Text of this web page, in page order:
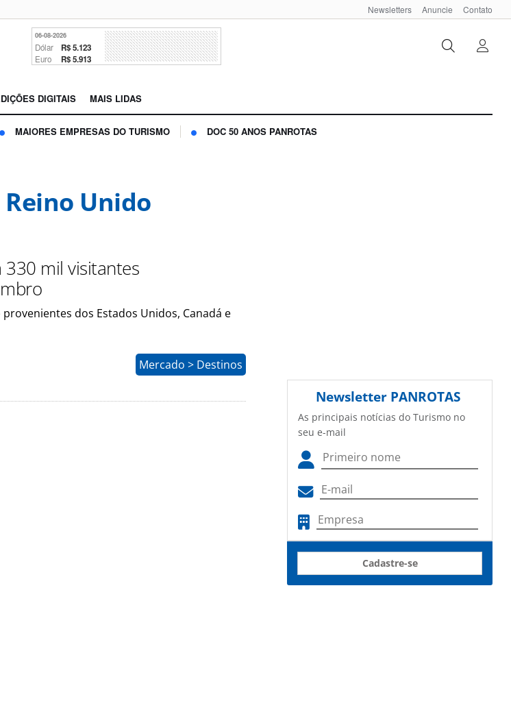
Newsletters Anuncie Contato
06-08-2026
Dólar R$ 5.123
Euro R$ 5.913
DIGITAIS MAIS LIDAS
MAIORES EMPRESAS DO TURISMO DOC 50 ANOS PANROTAS
Unido
330 mil visitantes
dos Estados Unidos, Canadá e
Mercado > Destinos
Newsletter PANROTAS
As principais notícias do Turismo no
seu e-mail
Cadastre-se